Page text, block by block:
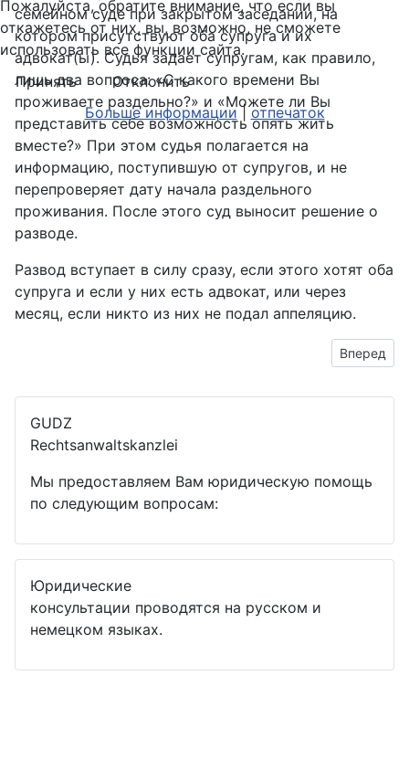
GUDZ
Rechtsanwaltskanzlei
Мы предоставляем Вам юридическую помощь
по следующим вопросам:
Юридические
консультации проводятся на русском и
немецком языках.
семейном суде при закрытом заседании, на
котором присутствуют оба супруга и их
адвокат(ы). Судья задает супругам, как правило,
лишь два вопроса: «С какого времени Вы
проживаете раздельно?» и «Можете ли Вы
представить себе возможность опять жить
вместе?» При этом судья полагается на
информацию, поступившую от супругов, и не
перепроверяет дату начала раздельного
проживания. После этого суд выносит решение о
разводе.
Развод вступает в силу сразу, если этого хотят оба
супруга и если у них есть адвокат, или через
месяц, если никто из них не подал аппеляцию.
Вперед
Пожалуйста, обратите внимание, что если вы
откажетесь от них, вы, возможно, не сможете
использовать все функции сайта.
Принять
Отклонить
Больше информации|отпечаток